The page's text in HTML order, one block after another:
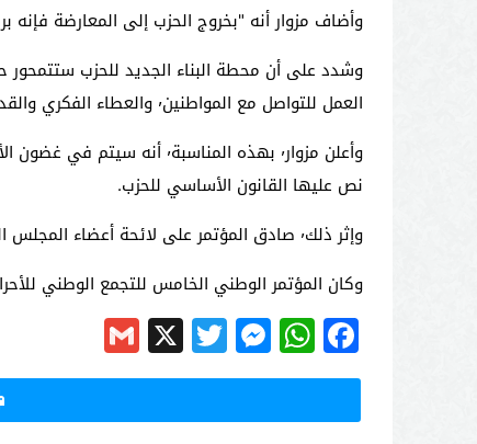
وأضاف مزوار أنه "بخروج الحزب إلى المعارضة فإنه برهن على
العمل للتواصل مع المواطنين٬ والعطاء الفكري والقدرة على الاقتراح بشأن القضايا الأساسية للمجتمع٬ فضلا عن إشعاع الحزب دوليا".
وأعلن مزوار٬ بهذه
نص عليها القانون الأساسي للحزب.
وإثر ذلك٬ صادق المؤتمر على لائحة أعضاء المجلس الوطني البالغ عددهم حوالي 800 شخص٬ كما تم انتخابهم على مستوى الأقاليم.
وكان المؤتمر الوطني الخامس للتجمع الوطني للأحرار قد صادق٬ مساء أمس السبت٬ على التقريرين السياسي والمالي٬
Facebook
WhatsApp
Messenger
Twitter
X
Gmail